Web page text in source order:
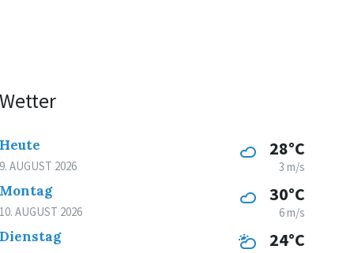
Wetter
Heute
9. AUGUST 2026
28°C
3 m/s
Montag
10. AUGUST 2026
30°C
6 m/s
Dienstag 24°C